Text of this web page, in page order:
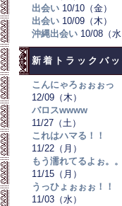
出会い10/10（金）
出会い10/09（木）
沖縄出会い10/08（水
新着トラックバッ
こんにゃろぉぉぉっ
12/09（木）
バロスwwww
11/27（土）
これはハマる！！
11/22（月）
もう濡れてるよぉ。。
11/15（月）
うっひょぉぉぉ！！
11/03（水）